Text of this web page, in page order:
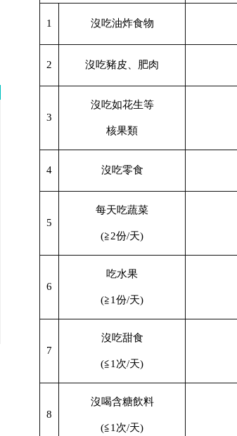
1 沒吃油炸食物
2 沒吃豬皮、肥肉
3
沒吃如花生等
核果類
4 沒吃零食
5
每天吃蔬菜
(≧2份/天)
6
吃水果
(≧1份/天)
7
沒吃甜食
(≦1次/天)
8
沒喝含糖飲料
(≦1次/天)